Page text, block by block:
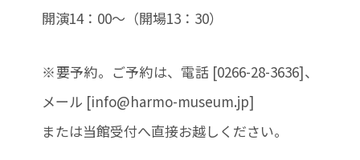
開演14：00〜（開場13：30）
※要予約。ご予約は、電話 [0266-28-3636]、
メール [info@harmo-museum.jp]
または当館受付へ直接お越しください。